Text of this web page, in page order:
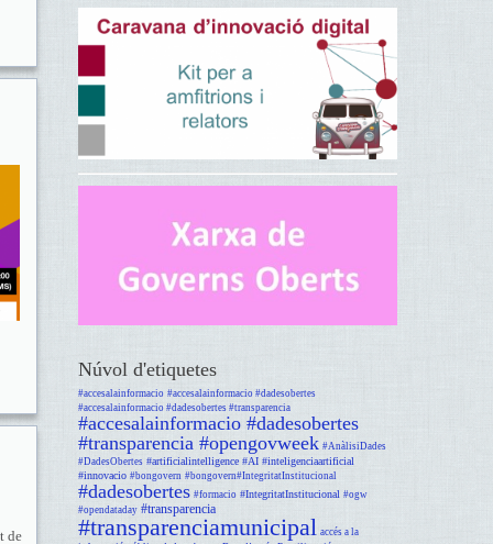
de
Núvol d'etiquetes
#accesalainformacio #accesalainformacio #dadesobertes
#accesalainformacio #dadesobertes #transparencia
#accesalainformacio #dadesobertes
#transparencia #opengovweek #AnàlisiDades
#DadesObertes #artificialintelligence #AI #inteligenciaartificial
#innovacio #bongovern #bongovern#IntegritatInstitucional
#dadesobertes #formacio #IntegritatInstitucional #ogw
#opendataday #transparencia
#transparenciamunicipal accés a la